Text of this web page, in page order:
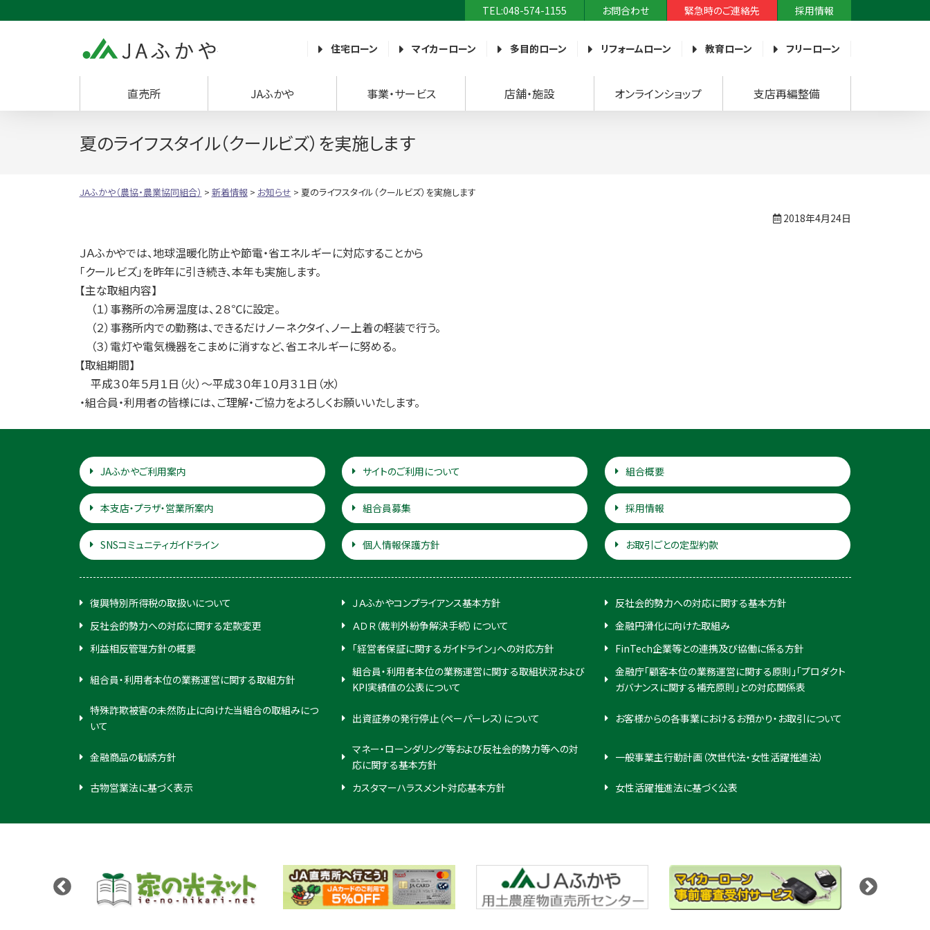
TEL:048-574-1155 お問合わせ 緊急時のご連絡先 採用情報
JAふかや（農協・農業協同組合）
住宅ローン マイカーローン 多目的ローン リフォームローン 教育ローン フリーローン
直売所 JAふかや 事業・サービス 店舗・施設 オンラインショップ 支店再編整備
夏のライフスタイル（クールビズ）を実施します
JAふかや（農協・農業協同組合） > 新着情報> お知らせ > 夏のライフスタイル（クールビズ）を実施します
2018年4月24日
ＪＡふかやでは、地球温暖化防止や節電・省エネルギーに対応することから
「クールビズ」を昨年に引き続き、本年も実施します。
【主な取組内容】
（１）事務所の冷房温度は、２８℃に設定。
（２）事務所内での勤務は、できるだけノーネクタイ、ノー上着の軽装で行う。
（３）電灯や電気機器をこまめに消すなど、省エネルギーに努める。
【取組期間】
平成３０年５月１日（火）～平成３０年１０月３１日（水）
・組合員・利用者の皆様には、ご理解・ご協力をよろしくお願いいたします。
JAふかやご利用案内 サイトのご利用について 組合概要
本支店・プラザ・営業所案内 組合員募集 採用情報
SNSコミュニティガイドライン 個人情報保護方針 お取引ごとの定型約款
復興特別所得税の取扱いについて ＪＡふかやコンプライアンス基本方針
反社会的勢力への対応に関する基本方針
反社会的勢力への対応に関する定款変更
ＡＤＲ（裁判外紛争解決手続）について
金融円滑化に向けた取組み
利益相反管理方針の概要
「経営者保証に関するガイドライン」への対応方針 FinTech企業等との連携及び協働に係る方針
組合員・利用者本位の業務運営に関する取組方針
組合員・利用者本位の業務運営に関する取組状況および
KPI実績値の公表について
金融庁「顧客本位の業務運営に関する原則」「プロダクト
ガバナンスに関する補充原則」との対応関係表
特殊詐欺被害の未然防止に向けた当組合の取組みにつ
いて
出資証券の発行停止（ペーパーレス）について お客様からの各事業におけるお預かり・お取引について
金融商品の勧誘方針
マネー・ローンダリング等および反社会的勢力等への対
応に関する基本方針
一般事業主行動計画（次世代法・女性活躍推進法）
古物営業法に基づく表示 カスタマーハラスメント対応基本方針 女性活躍推進法に基づく公表